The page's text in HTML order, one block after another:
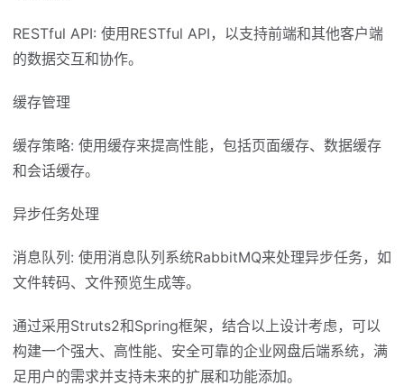
RESTful API: 使用RESTful API，以支持前端和其他客户端
的数据交互和协作。
缓存管理
缓存策略: 使用缓存来提高性能，包括页面缓存、数据缓存
和会话缓存。
异步任务处理
消息队列: 使用消息队列系统RabbitMQ来处理异步任务，如
文件转码、文件预览生成等。
通过采用Struts2和Spring框架，结合以上设计考虑，可以
构建一个强大、高性能、安全可靠的企业网盘后端系统，满
足用户的需求并支持未来的扩展和功能添加。